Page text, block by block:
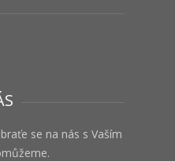
se na nás s Vaším